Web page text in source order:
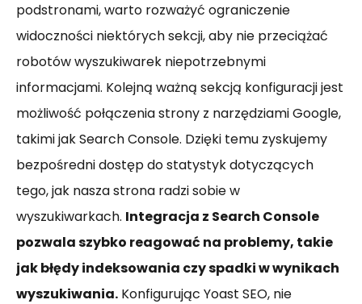
podstronami, warto rozważyć ograniczenie
widoczności niektórych sekcji, aby nie przeciążać
robotów wyszukiwarek niepotrzebnymi
informacjami. Kolejną ważną sekcją konfiguracji jest
możliwość połączenia strony z narzędziami Google,
takimi jak Search Console. Dzięki temu zyskujemy
bezpośredni dostęp do statystyk dotyczących
tego, jak nasza strona radzi sobie w
wyszukiwarkach. Integracja z Search Console
pozwala szybko reagować na problemy, takie
jak błędy indeksowania czy spadki w wynikach
wyszukiwania. Konfigurując Yoast SEO, nie